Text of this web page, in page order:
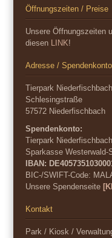
Öffnungszeiten / Preise
Unsere Öffnungszeiten
diesen LINK!
Adresse / Spendenkonto
Tierpark
Schlesingstraße
57572 Niederfischbach
Spendenkonto:
Tierpark Niederfischbach
Sparkasse Westerwald-
IBAN:
BIC-/SWIFT-Code:
Unsere Spendenseite
Kontakt
Park / Kiosk /